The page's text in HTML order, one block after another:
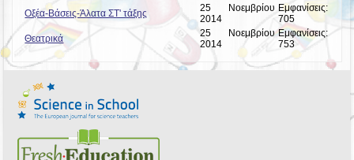
Οξέα-Βάσεις-Άλατα ΣΤ' τάξης
25 Νοεμβρίου
2014
Εμφανίσεις:
705
Θεατρικά
25 Νοεμβρίου
2014
Εμφανίσεις:
753